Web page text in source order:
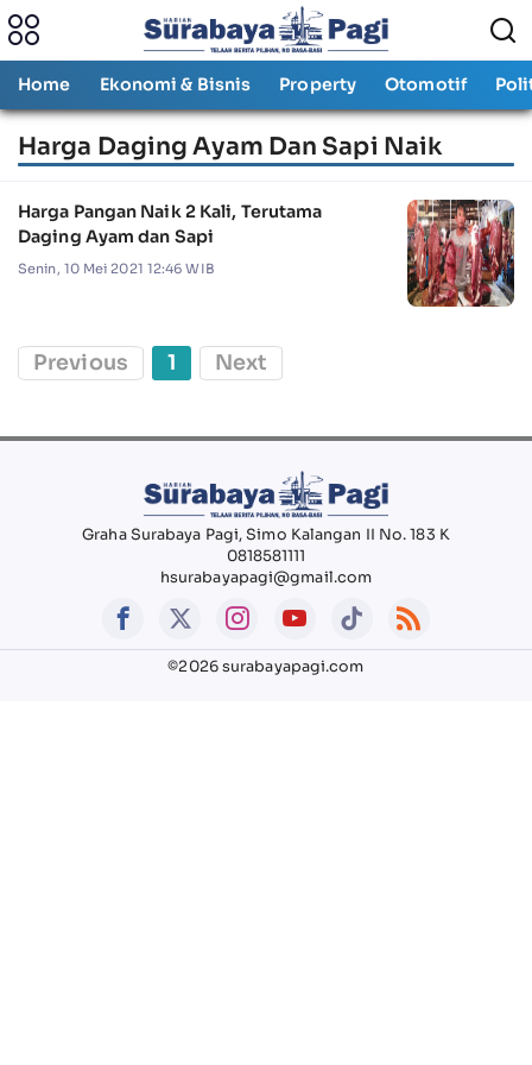
Home Ekonomi & Bisnis Property Otomotif
Harga Daging Ayam Dan Sapi Naik
Harga Pangan Naik 2 Kali, Terutama
Daging Ayam dan Sapi
Senin, 10 Mei 2021 12:46 WIB
Previous 1 Next
Graha Surabaya Pagi, Simo Kalangan II No. 183 K
0818581111
hsurabayapagi@gmail.com
©2026 surabayapagi.com